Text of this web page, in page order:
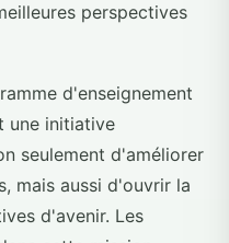
perspectives
d'enseignement
une initiative
seulement d'améliorer
mais aussi d'ouvrir la
d'avenir. Les